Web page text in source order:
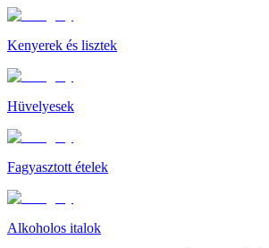
Kenyerek és lisztek
Hüvelyesek
Fagyasztott ételek
Alkoholos italok